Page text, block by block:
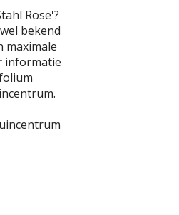
Rose'?
bekend
maximale
informatie